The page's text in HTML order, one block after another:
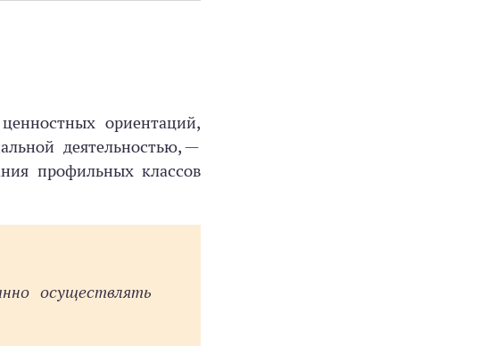
ориентаций,
деятельностью, —
профильных классов
осуществлять